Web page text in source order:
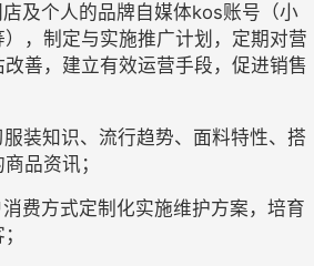
及个人的品牌自媒体kos账号（小
，制定与实施推广计划，定期对营
善，建立有效运营手段，促进销售
装知识、流行趋势、面料特性、搭
品资讯；
费方式定制化实施维护方案，培育